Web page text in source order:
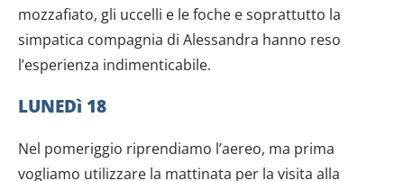
mozzafiato, gli uccelli e le foche e soprattutto la
simpatica compagnia di Alessandra hanno reso
l’esperienza indimenticabile.
LUNEDì 18
Nel pomeriggio riprendiamo l’aereo, ma prima
vogliamo utilizzare la mattinata per la visita alla